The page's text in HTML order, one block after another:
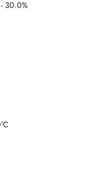
30.0%